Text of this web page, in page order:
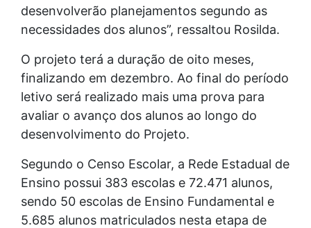
desenvolverão planejamentos segundo as
necessidades dos alunos”, ressaltou Rosilda.
O projeto terá a duração de oito meses,
finalizando em dezembro. Ao final do período
letivo será realizado mais uma prova para
avaliar o avanço dos alunos ao longo do
desenvolvimento do Projeto.
Segundo o Censo Escolar, a Rede Estadual de
Ensino possui 383 escolas e 72.471 alunos,
sendo 50 escolas de Ensino Fundamental e
5.685 alunos matriculados nesta etapa de